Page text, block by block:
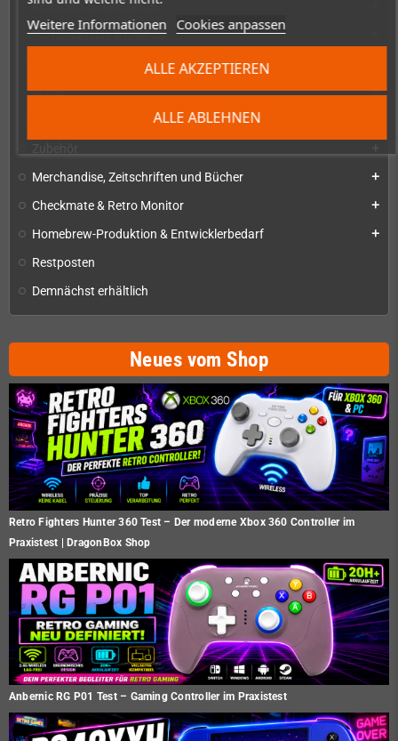
Weitere Informationen Cookies anpassen
ALLE ABLEHNEN
ALLE AKZEPTIEREN
Konsolen & Handhelds
PC-Handhelds & UMPCs
Spiele add
Reparaturen, Mods & Ersatzteile
Merchandise, Zeitschriften und Bücher add
Checkmate & Retro Monitor add
Homebrew-Produktion & Entwicklerbedarf add
Restposten
Demnächst erhältlich
Neues vom Shop
Retro Fighters Hunter 360 Test – Der moderne Xbox 360 Controller im
Praxistest | DragonBox Shop
Anbernic RG P01 Test – Gaming Controller im Praxistest